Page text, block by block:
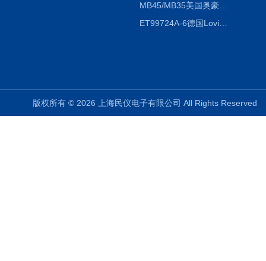
MB45/MB35美国奥豪斯OHAUS MB45/MB35卤素红外水分测定仪
ET99724A-6德国Lovibond ET99724A-6微电脑BOD测定仪
版权所有 © 2026 上海民仪电子有限公司 All Rights